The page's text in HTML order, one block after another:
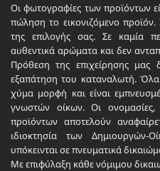
Οι φωτογραφίες των προϊόντων
πώληση το εικονιζόμενο
της επιλογής σας. Σε καμία
αυθεντικά αρώματα και δεν
Πρόθεση της επιχείρησης
εξαπάτηση του καταναλωτή.
χύμα μορφή και είναι
γνωστών οίκων. Οι
προϊόντων αποτελούν
ιδιοκτησία των Δημιουργών-
υπόκεινται σε πνευματικά
Με επιφύλαξη κάθε νόμιμου